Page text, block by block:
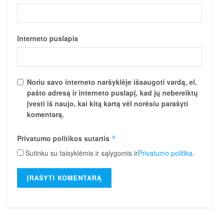
Interneto puslapis
Noriu savo interneto naršyklėje išsaugoti vardą, el.
pašto adresą ir interneto puslapį, kad jų nebereiktų
įvesti iš naujo, kai kitą kartą vėl norėsiu parašyti
komentarą.
Privatumo politikos sutartis *
Sutinku su taisyklėmis ir sąlygomis irPrivatumo politika.